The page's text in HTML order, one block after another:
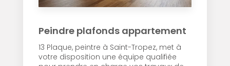
Peindre plafonds appartement
13 Plaque, peintre à Saint-Tropez, met à
votre disposition une équipe qualifiée